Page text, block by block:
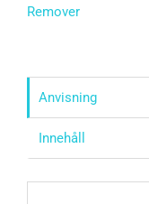
Remover
Anvisning
Innehåll